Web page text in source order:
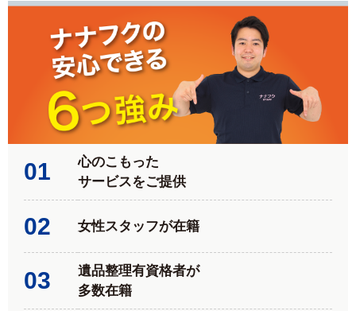
01
心のこもった
サービスをご提供
02 女性スタッフが在籍
03
遺品整理有資格者が
多数在籍